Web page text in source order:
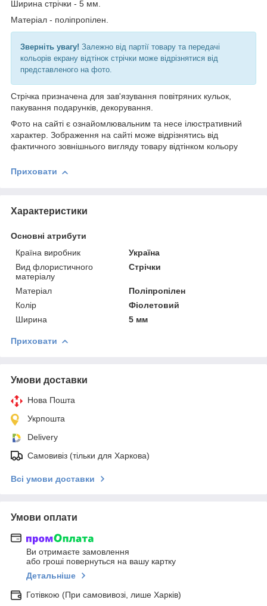
Ширина стрічки - 5 мм.
Матеріал - поліпропілен.
Зверніть увагу! Залежно від партії товару та передачі
кольорів екрану відтінок стрічки може відрізнятися від
представленого на фото.
Стрічка призначена для зав'язування повітряних кульок,
пакування подарунків, декорування.
Фото на сайті є ознайомлювальним та несе ілюстративний
характер. Зображення на сайті може відрізнятись від
фактичного зовнішнього вигляду товару відтінком кольору
Приховати
Характеристики
Основні атрибути
Країна виробник
Україна
Вид флористичного
матеріалу
Стрічки
Матеріал
Поліпропілен
Колір
Фіолетовий
Ширина
5 мм
Приховати
Умови доставки
Нова Пошта
Укрпошта
Delivery
Самовивіз (тільки для Харкова)
Всі умови доставки
Умови оплати
Ви отримаєте замовлення
або гроші повернуться на вашу картку
Детальніше
Готівкою (При самовивозі, лише Харків)